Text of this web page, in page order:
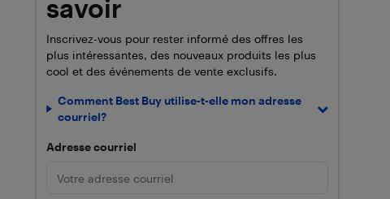
savoir
Inscrivez-vous pour rester informé des offres les
plus intéressantes, des nouveaux produits les plus
cool et des événements de vente exclusifs.
Comment Best Buy utilise-t-elle mon adresse
courriel?
Adresse courriel